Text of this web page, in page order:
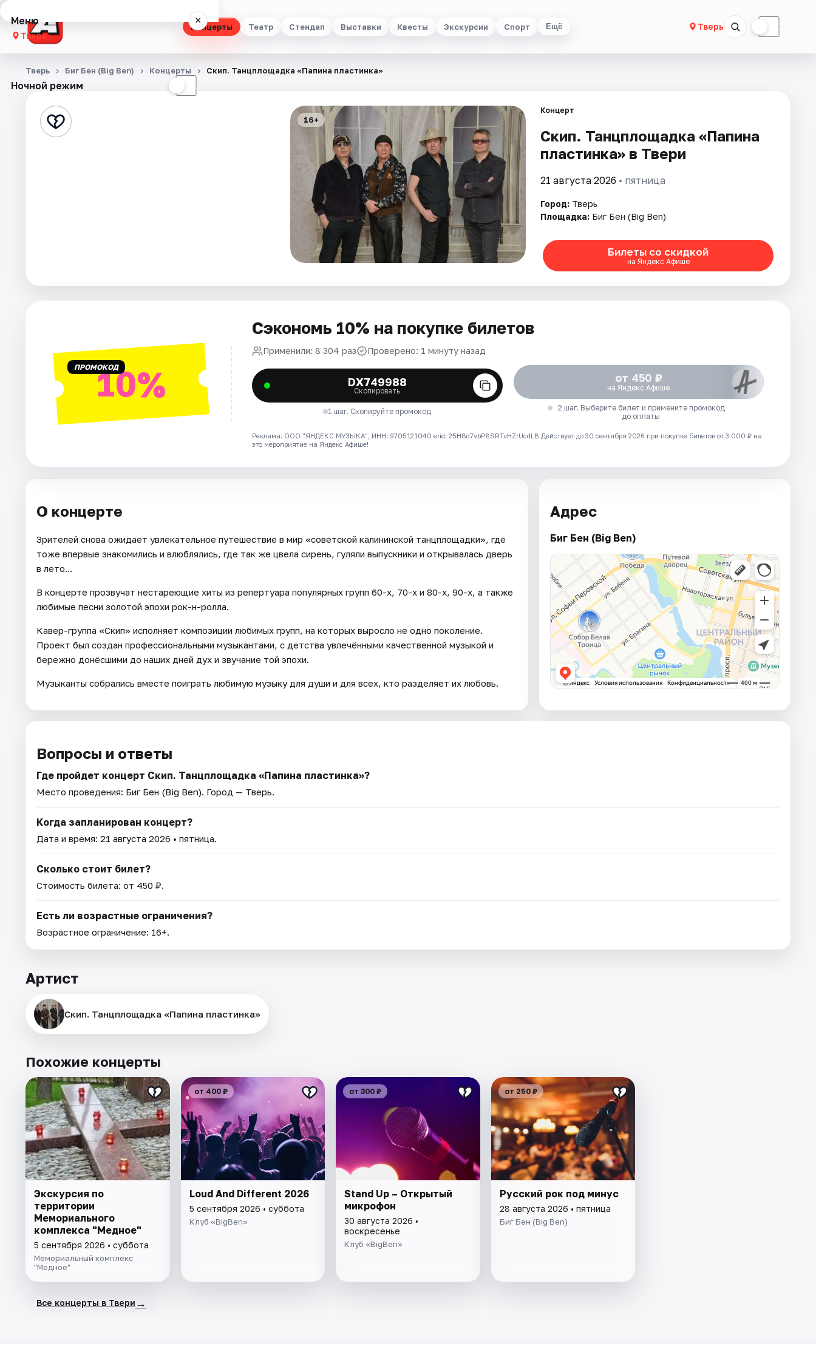
Концерты Театр Стендап Выставки Квесты Экскурсии Спорт Ещё Тверь ☾
Меню ×
Тверь
Концерты
Стендап
Артисты
Ночной режим ☾
Тверь Биг Бен (Big Ben) Концерты Скип. Танцплощадка «Папина пластинка»
16+
Концерт
Скип. Танцплощадка «Папина
пластинка» в Твери
21 августа 2026 • пятница
Город: Тверь
Площадка: Биг Бен (Big Ben)
Билеты со скидкой
на Яндекс Афише
ПРОМОКОД10%
Сэкономь 10% на покупке билетов
Применили: 8 304 раз Проверено: 1 минуту назад
DX749988
Скопировать
1 шаг. Скопируйте промокод
от 450 ₽
на Яндекс Афише
2 шаг. Выберите билет и примените промокод
до оплаты
Реклама. ООО "ЯНДЕКС МУЗЫКА", ИНН: 9705121040 erid: 25H8d7vbP8SRTvHZrUcdLB Действует до 30 сентября 2026 при покупке билетов от 3 000 ₽ на
это мероприятие на Яндекс Афише!
О концерте
Зрителей снова ожидает увлекательное путешествие в мир «советской калининской танцплощадки», где
тоже впервые знакомились и влюблялись, где так же цвела сирень, гуляли выпускники и открывалась дверь
в лето...
В концерте прозвучат нестареющие хиты из репертуара популярных групп 60-х, 70-х и 80-х, 90-х, а также
любимые песни золотой эпохи рок-н-ролла.
Кавер-группа «Скип» исполняет композиции любимых групп, на которых выросло не одно поколение.
Проект был создан профессиональными музыкантами, с детства увлечёнными качественной музыкой и
бережно донёсшими до наших дней дух и звучание той эпохи.
Музыканты собрались вместе поиграть любимую музыку для души и для всех, кто разделяет их любовь.
Адрес
Биг Бен (Big Ben)
Вопросы и ответы
Где пройдет концерт Скип. Танцплощадка «Папина пластинка»?
Место проведения: Биг Бен (Big Ben). Город — Тверь.
Когда запланирован концерт?
Дата и время: 21 августа 2026 • пятница.
Сколько стоит билет?
Стоимость билета: от 450 ₽.
Есть ли возрастные ограничения?
Возрастное ограничение: 16+.
Артист
Скип. Танцплощадка «Папина пластинка»
Похожие концерты
Экскурсия по
территории
Мемориального
комплекса "Медное"
5 сентября 2026 • суббота
Мемориальный комплекс
"Медное"
от 400 ₽
Loud And Different 2026
5 сентября 2026 • суббота
Клуб «BigBen»
от 300 ₽
Stand Up – Открытый
микрофон
30 августа 2026 •
воскресенье
Клуб «BigBen»
от 250 ₽
Русский рок под минус
28 августа 2026 • пятница
Биг Бен (Big Ben)
Все концерты в Твери →